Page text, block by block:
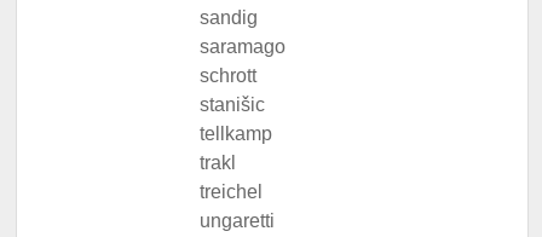
sandig
saramago
schrott
stanišic
tellkamp
trakl
treichel
ungaretti